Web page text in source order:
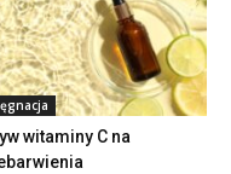
witaminy C na